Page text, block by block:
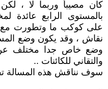
كان مصيباً وربما لا ،
بالمستوى الرابع عائدة
على كوكب ما وتطورت مع
نقاش ، وقد يكون وضع
وضع خاص جدا مختلف عن
والتقاني للكائنات ..
سوف نناقش هذه المسالة